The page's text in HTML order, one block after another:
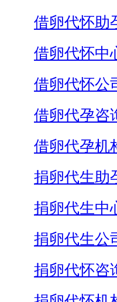
借卵代怀助
借卵代怀中
借卵代怀公
借卵代孕咨
借卵代孕机
捐卵代生助
捐卵代生中
捐卵代生公
捐卵代怀咨